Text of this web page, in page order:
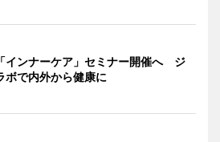
インナーケア」セミナー開催へ ジ
ボで内外から健康に